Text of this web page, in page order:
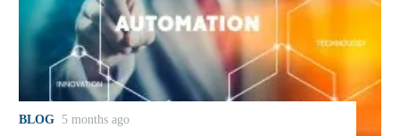
BLOG 5 months ago